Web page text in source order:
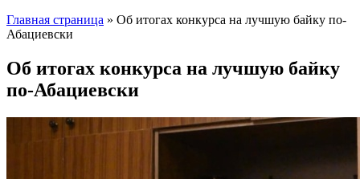
Главная страница » Об итогах конкурса на лучшую байку по-
Абациевски
Об итогах конкурса на лучшую байку
по-Абациевски